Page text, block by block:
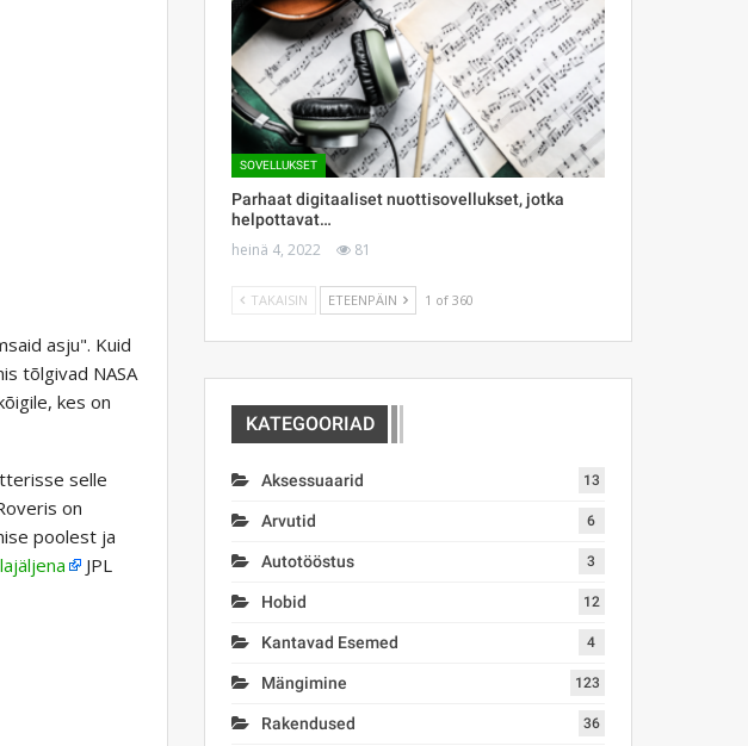
asju". Kuid
tõlgivad NASA
kes on
selle
on
poolest ja
JPL
SOVELLUKSET
Parhaat digitaaliset nuottisovellukset, jotka
helpottavat…
heinä 4, 2022 81
TAKAISIN ETEENPÄIN 1 of 360
KATEGOORIAD
Aksessuaarid 13
Arvutid 6
Autotööstus 3
Hobid 12
Kantavad Esemed 4
Mängimine 123
Rakendused 36